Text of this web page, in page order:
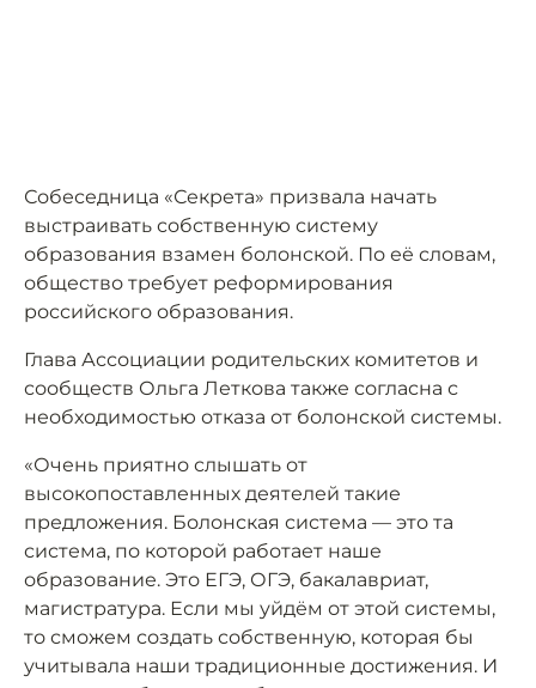
Собеседница «Секрета» призвала начать
выстраивать собственную систему
образования взамен болонской. По её словам,
общество требует реформирования
российского образования.
Глава Ассоциации родительских комитетов и
сообществ Ольга Леткова также согласна с
необходимостью отказа от болонской системы.
«Очень приятно слышать от
высокопоставленных деятелей такие
предложения. Болонская система — это та
система, по которой работает наше
образование. Это ЕГЭ, ОГЭ, бакалавриат,
магистратура. Если мы уйдём от этой системы,
то сможем создать собственную, которая бы
учитывала наши традиционные достижения. И